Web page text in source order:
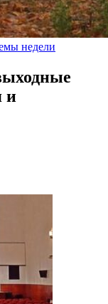
недели
и